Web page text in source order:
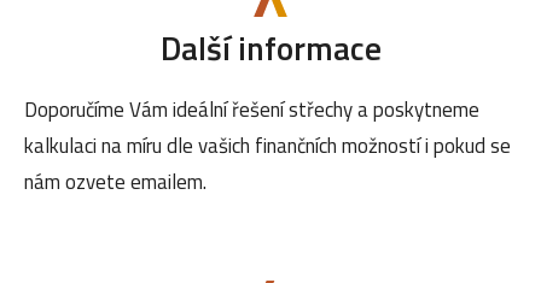
Další informace
Doporučíme Vám ideální řešení střechy a poskytneme
kalkulaci na míru dle vašich finančních možností i pokud se
nám ozvete emailem.